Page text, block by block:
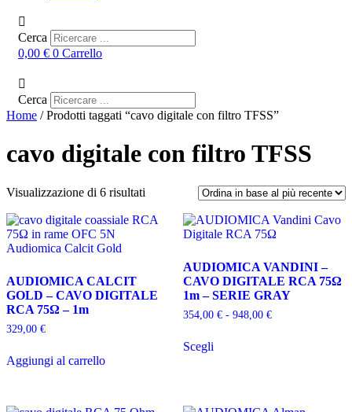
Cerca
0,00 € 0 Carrello
Cerca
Home / Prodotti taggati “cavo digitale con filtro TFSS”
cavo digitale con filtro TFSS
Visualizzazione di 6 risultati
base
AUDIOMICA CALCIT
GOLD – CAVO DIGITALE
RCA 75Ω – 1m
329,00 €
Aggiungi al carrello
AUDIOMICA VANDINI –
CAVO DIGITALE RCA 75Ω
1m – SERIE GRAY
354,00 € - 948,00 €Fascia
Scegliprodotto